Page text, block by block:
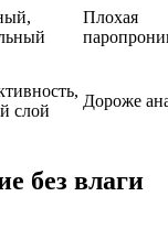
Плохая
слой
Дороже
без влаги